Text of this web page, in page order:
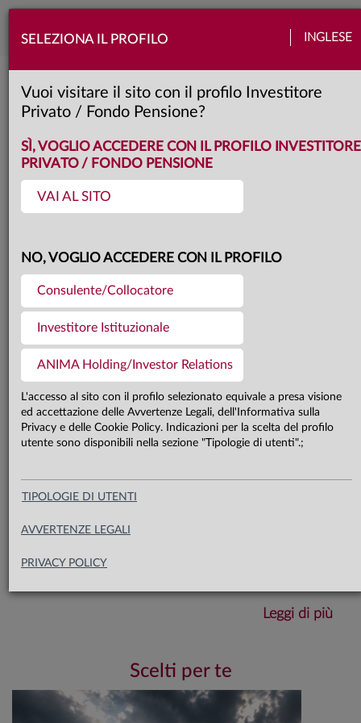
SELEZIONA IL PROFILO INGLESE
Vuoi visitare il sito con il profilo Investitore
Privato / Fondo Pensione?
SÌ, VOGLIO ACCEDERE CON IL PROFILO INVESTITORE
PRIVATO / FONDO PENSIONE
VAI AL SITO
NO, VOGLIO ACCEDERE CON IL PROFILO
Consulente/Collocatore
Investitore Istituzionale
ANIMA Holding/Investor Relations
L'accesso al sito con il profilo selezionato equivale a presa visione
ed accettazione delle Avvertenze Legali, dell'Informativa sulla
Privacy e delle Cookie Policy. Indicazioni per la scelta del profilo
utente sono disponibili nella sezione "Tipologie di utenti".;
TIPOLOGIE DI UTENTI
AVVERTENZE LEGALI
PRIVACY POLICY
GEOMETRIE DELLA
NEUTRALITÀ
accelerazione della crescita negli
Stati Uniti e in Area Euro dal quarto
trimestre, con segnali di
miglioramento qualitativo in Cina.
Sul fronte dell’inflazione, le pressioni
da dazi resteranno temporanee. In
questo scenario, restiamo neutrali
sui comparti azionario e
obbligazionario
Scarica il documento completo
Il contesto di mercato si mantiene
politiche. La debolezza strutturale del dollaro e
l’assenza di significativi cambiamenti nei
principali indicatori confermano una fase di
Leggi di più
Scelti per te